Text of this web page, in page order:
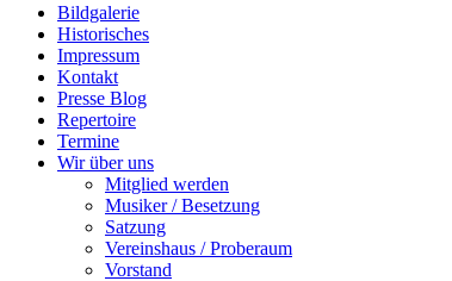
Bildgalerie
Historisches
Impressum
Kontakt
Presse Blog
Repertoire
Termine
Wir über uns
Mitglied werden
Musiker / Besetzung
Satzung
Vereinshaus / Proberaum
Vorstand